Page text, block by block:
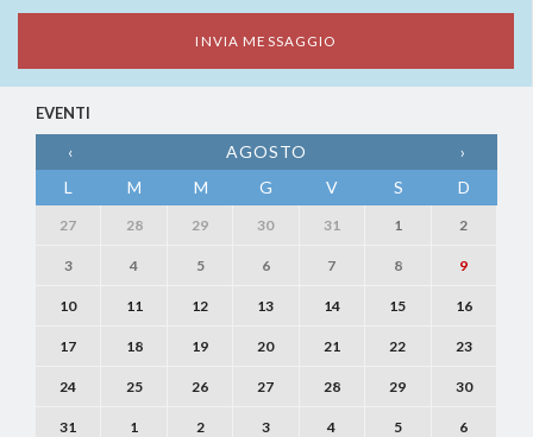
EVENTI
‹ AGOSTO
›
L
M M G V S D
27 28 29 30 31 1 2
3 4 5 6 7 8 9
10 11 12 13 14 15 16
17 18 19 20 21 22 23
24 25 26 27 28 29 30
31 1 2 3 4 5 6